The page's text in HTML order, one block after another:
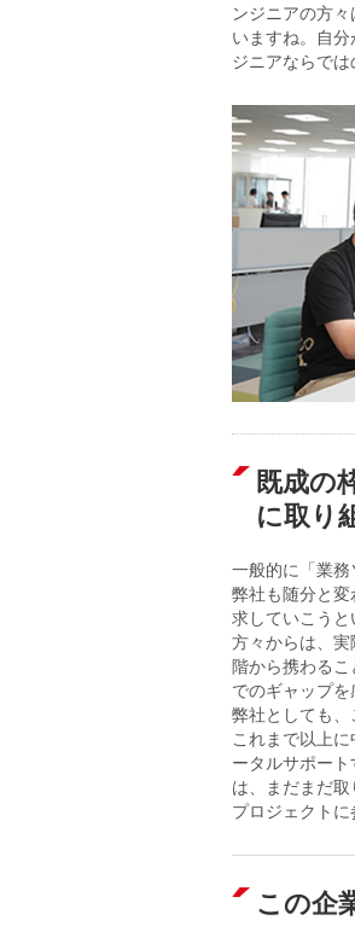
ンジニアの方
いますね。自
ジニアならで
既成の
に取り
一般的に「業
弊社も随分と
求していこう
方々からは、
階から携わる
でのギャップを
弊社としても、
これまで以上
ータルサポー
は、まだまだ
プロジェクトに
この企